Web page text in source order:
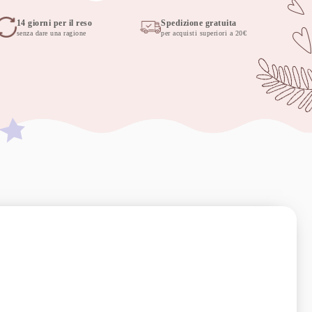
14 giorni per il reso
senza dare una ragione
Spedizione gratuita
per acquisti superiori a 20€